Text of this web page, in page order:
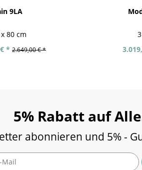
9LA
80 cm
* 2.649,00 € *
5% Rabatt auf
abonnieren und 5% -